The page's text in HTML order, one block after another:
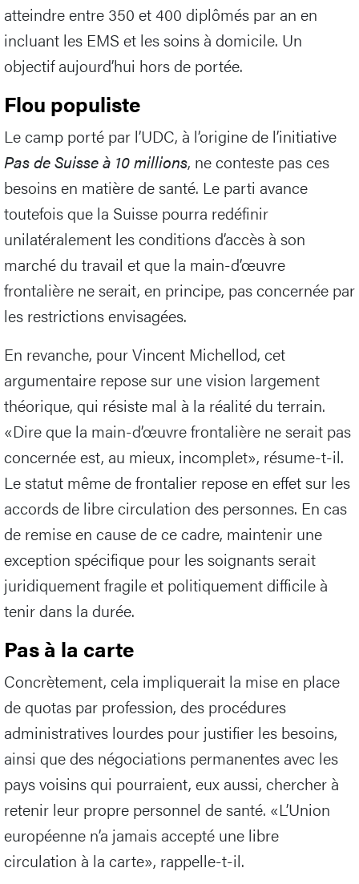
atteindre entre 350 et 400 diplômés par an en
incluant les EMS et les soins à domicile. Un
objectif aujourd’hui hors de portée.
Flou populiste
Le camp porté par l’UDC, à l’origine de l’initiative
Pas de Suisse à 10 millions, ne conteste pas ces
besoins en matière de santé. Le parti avance
toutefois que la Suisse pourra redéfinir
unilatéralement les conditions d’accès à son
marché du travail et que la main-d’œuvre
frontalière ne serait, en principe, pas concernée par
les restrictions envisagées.
En revanche, pour Vincent Michellod, cet
argumentaire repose sur une vision largement
théorique, qui résiste mal à la réalité du terrain.
«Dire que la main-d’œuvre frontalière ne serait pas
concernée est, au mieux, incomplet», résume-t-il.
Le statut même de frontalier repose en effet sur les
accords de libre circulation des personnes. En cas
de remise en cause de ce cadre, maintenir une
exception spécifique pour les soignants serait
juridiquement fragile et politiquement difficile à
tenir dans la durée.
Pas à la carte
Concrètement, cela impliquerait la mise en place
de quotas par profession, des procédures
administratives lourdes pour justifier les besoins,
ainsi que des négociations permanentes avec les
pays voisins qui pourraient, eux aussi, chercher à
retenir leur propre personnel de santé. «L’Union
européenne n’a jamais accepté une libre
circulation à la carte», rappelle-t-il.